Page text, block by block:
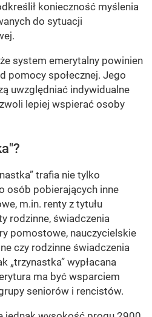
konieczność myślenia
do sytuacji
system emerytalny powinien
pomocy społecznej. Jego
uwzględniać indywidualne
lepiej wspierać osoby
trafia nie tylko
osób pobierających inne
m.in. renty z tytułu
rodzinne, świadczenia
pomostowe, nauczycielskie
czy rodzinne świadczenia
„trzynastka” wypłacana
ma być wsparciem
seniorów i rencistów.